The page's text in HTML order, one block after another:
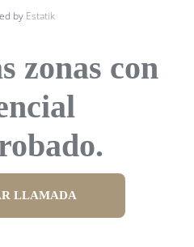
by Estatik
zonas con
LLAMADA